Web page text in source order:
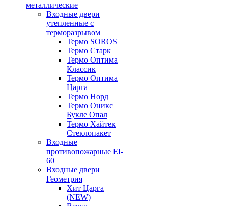
металлические
Входные двери
утепленные с
терморазрывом
Термо SOROS
Термо Старк
Термо Оптима
Классик
Термо Оптима
Царга
Термо Норд
Термо Оникс
Букле Опал
Термо Хайтек
Стеклопакет
Входные
противопожарные EI-
60
Входные двери
Геометрия
Хит Царга
(NEW)